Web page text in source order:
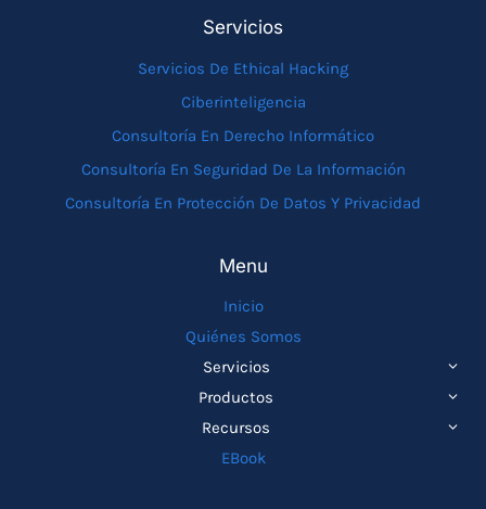
Servicios
Servicios De Ethical Hacking
Ciberinteligencia
Consultoría En Derecho Informático
Consultoría En Seguridad De La Información
Consultoría En Protección De Datos Y Privacidad
Menu
Inicio
Quiénes Somos
Servicios
HIJO
Productos
HIJO
Recursos
EBook